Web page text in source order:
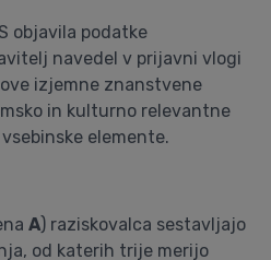
objavila podatke
navedel v prijavni vlogi
izjemne znanstvene
in kulturno relevantne
elemente.
A) raziskovalca sestavljajo
od katerih trije merijo